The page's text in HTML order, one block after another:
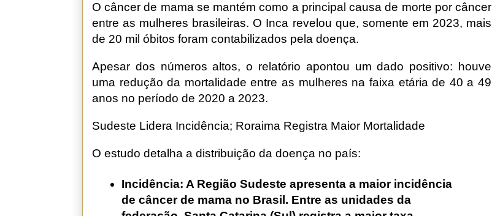
O câncer de mama se mantém como a principal causa de morte por câncer
entre as mulheres brasileiras. O Inca revelou que, somente em 2023, mais
de 20 mil óbitos foram contabilizados pela doença.
Apesar dos números altos, o relatório apontou um dado positivo: houve
uma redução da mortalidade entre as mulheres na faixa etária de 40 a 49
anos no período de 2020 a 2023.
Sudeste Lidera Incidência; Roraima Registra Maior Mortalidade
O estudo detalha a distribuição da doença no país:
Incidência: A Região Sudeste apresenta a maior incidência
de câncer de mama no Brasil. Entre as unidades da